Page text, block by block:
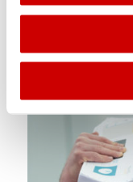
Thomas